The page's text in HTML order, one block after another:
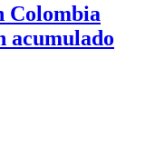
Colombia
acumulado